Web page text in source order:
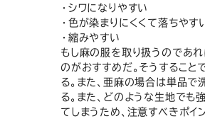
の
公
式
の
公
式
の
公
式
の
公
式
・シワになりやすい
・色が染まりにくくて落ちやす
・縮みやすい
もし麻の服を取り扱うのであ
のがおすすめだ。そうすること
る。また、亜麻の場合は単品で
る。また、どのような生地でも
てしまうため、注意すべきポイ